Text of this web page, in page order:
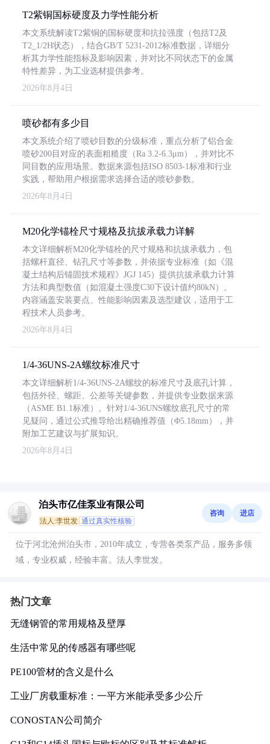
T2紫铜国标硬度及力学性能分析
本文系统解读T2紫铜的国标硬度和抗拉强度（包括T2及
T2_1/2H状态），结合GB/T 5231-2012标准数据，详细分
析其力学性能指标及影响因素，并对比不同状态下的金属
特性差异，为工业选材提供参考。
2026年8月4日
喷砂都有多少目
本文系统介绍了喷砂目数的分级标准，重点分析了铝合金
喷砂200目对应的表面粗糙度（Ra 3.2-6.3μm），并对比不
同目数的应用场景。数据来源包括ISO 8503-1标准和行业
实践，帮助用户根据需求选择合适的喷砂参数。
2026年8月4日
M20化学锚栓尺寸规格及抗拔承载力详解
本文详细解析M20化学锚栓的尺寸规格和抗拔承载力，包
括螺杆直径、钻孔尺寸等参数，并依据专业标准（如《混
凝土结构后锚固技术规程》JGJ 145）提供抗拔承载力计算
方法和典型数值（如混凝土强度C30下设计值约80kN）。
内容涵盖安装要点、性能影响因素及选型建议，适用于工
程技术人员参考。
2026年8月4日
1/4-36UNS-2A螺纹标准尺寸
本文详细解析1/4-36UNS-2A螺纹的标准尺寸及底孔计算，
包括外径、螺距、公差等关键参数，并提供专业数据来源
（ASME B1.1标准）。针对1/4-36UNS螺纹底孔尺寸的常
见疑问，通过公式推导给出精确推荐值（Φ5.18mm），并
附加工艺建议与扩展知识。
2026年8月4日
泊头市亿佳泵业有限公司
法人:李世发 通过真实性核验
咨询 进店
位于河北沧州泊头市，2010年成立，专营各类泵产品，服务多领
域，专业权威，经验丰富。法人李世发。
热门文章
无缝钢管的常用规格及壁厚
生活中常见的传感器有哪些呢
PE100管材的含义是什么
工业厂房载重标准：一平方米能承受多少公斤
CONOSTAN公司简介